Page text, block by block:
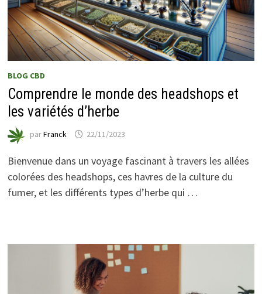
BLOG CBD
Comprendre le monde des headshops et
les variétés d’herbe
parFranck 22/11/2023
Bienvenue dans un voyage fascinant à travers les allées
colorées des headshops, ces havres de la culture du
fumer, et les différents types d’herbe qui …